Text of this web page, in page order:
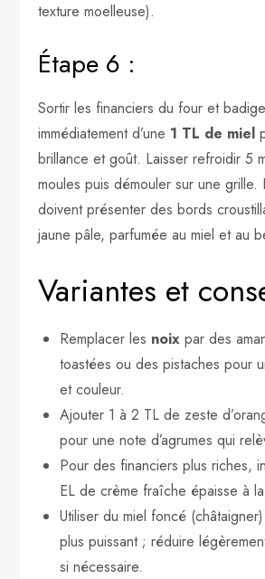
texture moelleuse).
Étape 6 :
Sortir les financiers du four et
immédiatement d’une 1 TL de miel
brillance et goût. Laisser refroidir 5
moules puis démouler sur une grille.
doivent présenter des bords
jaune pâle, parfumée au miel et au
Variantes et
Remplacer les noix par des
toastées ou des pistaches pour
et couleur.
Ajouter 1 à 2 TL de zeste
pour une note d’agrumes qui
Pour des financiers plus riches,
EL de crème fraîche épaisse à
Utiliser du miel foncé
plus puissant ; réduire
si nécessaire.